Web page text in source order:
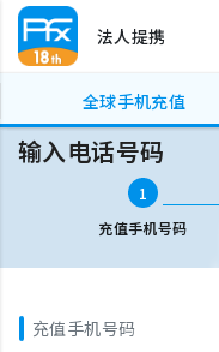
法人提携
全球手机充值
全球手机充值 输入电话号码
输入电话号码
1
充值手机号码
充值手机号码